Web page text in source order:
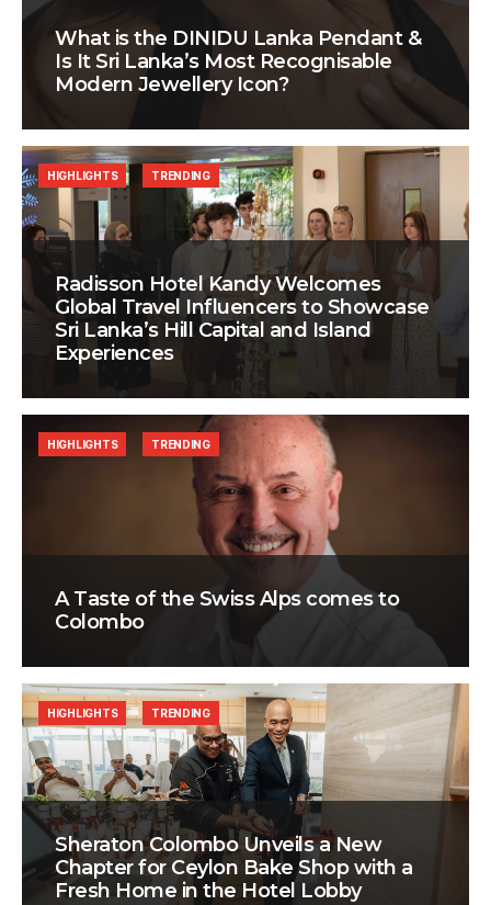
What is the DINIDU Lanka Pendant &
Is It Sri Lanka’s Most Recognisable
Modern Jewellery Icon?
Radisson Hotel Kandy Welcomes
Global Travel Influencers to Showcase
Sri Lanka’s Hill Capital and Island
Experiences
HIGHLIGHTS TRENDING
A Taste of the Swiss Alps comes to
Colombo
HIGHLIGHTS TRENDING
Sheraton Colombo Unveils a New
Chapter for Ceylon Bake Shop with a
Fresh Home in the Hotel Lobby
HIGHLIGHTS TRENDING